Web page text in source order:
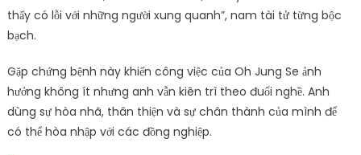
thấy có lỗi với những người xung quanh”, nam tài tử từng bộc
bạch.
Gặp chứng bệnh này khiến công việc của Oh Jung Se ảnh
hưởng không ít nhưng anh vẫn kiên trì theo đuổi nghề. Anh
dùng sự hòa nhã, thân thiện và sự chân thành của mình để
có thể hòa nhập với các đồng nghiệp.